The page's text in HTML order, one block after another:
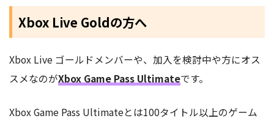
Xbox Live Goldの方へ
Xbox Live ゴールドメンバーや、加入を検討中や方にオス
スメなのがXbox Game Pass Ultimateです。
Xbox Game Pass Ultimateとは100タイトル以上のゲーム